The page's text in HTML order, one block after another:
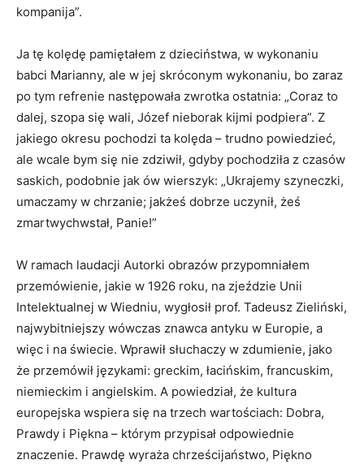
kompanija”.
Ja tę kolędę pamiętałem z dzieciństwa, w wykonaniu
babci Marianny, ale w jej skróconym wykonaniu, bo zaraz
po tym refrenie następowała zwrotka ostatnia: „Coraz to
dalej, szopa się wali, Józef nieborak kijmi podpiera”. Z
jakiego okresu pochodzi ta kolęda – trudno powiedzieć,
ale wcale bym się nie zdziwił, gdyby pochodziła z czasów
saskich, podobnie jak ów wierszyk: „Ukrajemy szyneczki,
umaczamy w chrzanie; jakżeś dobrze uczynił, żeś
zmartwychwstał, Panie!”
W ramach laudacji Autorki obrazów przypomniałem
przemówienie, jakie w 1926 roku, na zjeździe Unii
Intelektualnej w Wiedniu, wygłosił prof. Tadeusz Zieliński,
najwybitniejszy wówczas znawca antyku w Europie, a
więc i na świecie. Wprawił słuchaczy w zdumienie, jako
że przemówił językami: greckim, łacińskim, francuskim,
niemieckim i angielskim. A powiedział, że kultura
europejska wspiera się na trzech wartościach: Dobra,
Prawdy i Piękna – którym przypisał odpowiednie
znaczenie. Prawdę wyraża chrześcijaństwo, Piękno